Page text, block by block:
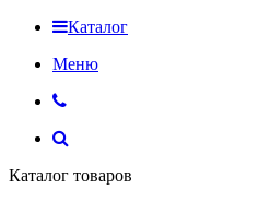
Каталог
Меню
Каталог товаров